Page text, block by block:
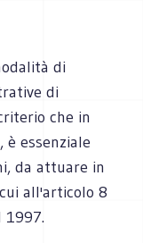
di
di
che in
essenziale
da attuare in
all'articolo 8
1997.